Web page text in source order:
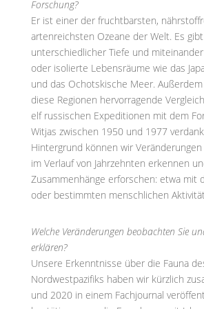
Forschung?
Er ist einer der fruchtbarsten,
artenreichsten Ozeane der Welt. Es
unterschiedlicher Tiefe und
oder isolierte Lebensräume wie das
und das Ochotskische Meer.
diese Regionen hervorragende
elf russischen Expeditionen mit dem
Witjas zwischen 1950 und 1977
Hintergrund können wir
im Verlauf von Jahrzehnten erkennen
Zusammenhänge erforschen: etwa mit
oder bestimmten menschlichen
Welche Veränderungen beobachten Sie
erklären?
Unsere Erkenntnisse über die Fauna
Nordwestpazifiks haben wir kürzlich
und 2020 in einem Fachjournal